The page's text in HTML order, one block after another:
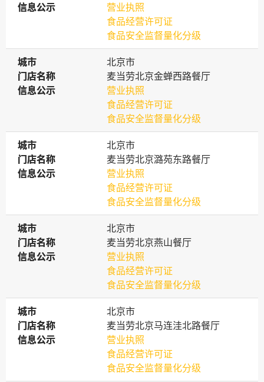
信息公示
信息公示
营业执照
食品经营许可证
食品安全监督量化分级
城市
城市
北京市
门店名称
门店名称
麦当劳北京金蝉西路餐厅
信息公示
信息公示
营业执照
食品经营许可证
食品安全监督量化分级
城市
城市
北京市
门店名称
门店名称
麦当劳北京潞苑东路餐厅
信息公示
信息公示
营业执照
食品经营许可证
食品安全监督量化分级
城市
城市
北京市
门店名称
门店名称
麦当劳北京燕山餐厅
信息公示
信息公示
营业执照
食品经营许可证
食品安全监督量化分级
城市
城市
北京市
门店名称
门店名称
麦当劳北京马连洼北路餐厅
信息公示
信息公示
营业执照
食品经营许可证
食品安全监督量化分级